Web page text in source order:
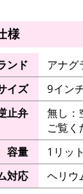
様
ンド
アナグ
イズ
9イン
止弁
無し：
ご覧く
容量
1リッ
対応
ヘリウ